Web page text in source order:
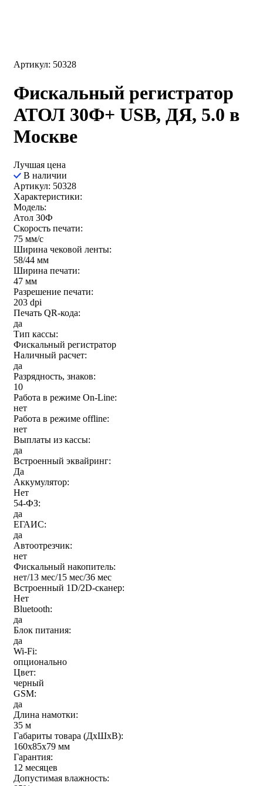
Артикул: 50328
Фискальный регистратор
АТОЛ 30Ф+ USB, ДЯ, 5.0 в
Москве
Лучшая цена
В наличии
Артикул: 50328
Характеристики:
Модель:
Атол 30Ф
Скорость печати:
75 мм/с
Ширина чековой ленты:
58/44 мм
Ширина печати:
47 мм
Разрешение печати:
203 dpi
Печать QR-кода:
да
Тип кассы:
Фискальный регистратор
Наличный расчет:
да
Разрядность, знаков:
10
Работа в режиме On-Line:
нет
Работа в режиме offline:
нет
Выплаты из кассы:
да
Встроенный эквайринг:
Да
Аккумулятор:
Нет
54-ФЗ:
да
ЕГАИС:
да
Автоотрезчик:
нет
Фискальный накопитель:
нет/13 мес/15 мес/36 мес
Встроенный 1D/2D-сканер:
Нет
Bluetooth:
да
Блок питания:
да
Wi-Fi:
опционально
Цвет:
черный
GSM:
да
Длина намотки:
35 м
Габариты товара (ДxШxВ):
160х85х79 мм
Гарантия:
12 месяцев
Допустимая влажность: